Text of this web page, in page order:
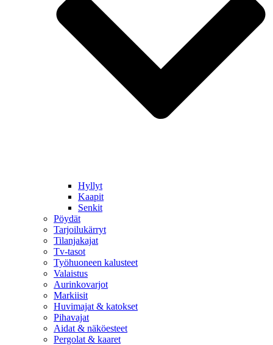
Hyllyt
Kaapit
Senkit
Pöydät
Tarjoilukärryt
Tilanjakajat
Tv-tasot
Työhuoneen kalusteet
Valaistus
Aurinkovarjot
Markiisit
Huvimajat & katokset
Pihavajat
Aidat & näköesteet
Pergolat & kaaret